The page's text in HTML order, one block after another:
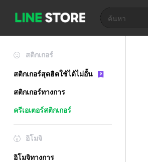
สติกเกอร์
สติกเกอร์สุดฮิตใช้ได้ไม่อั้น
สติกเกอร์ทางการ
ครีเอเตอร์สติกเกอร์
อิโมจิ
อิโมจิทางการ